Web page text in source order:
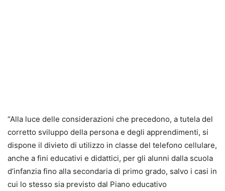
“Alla luce delle considerazioni che precedono, a tutela del
corretto sviluppo della persona e degli apprendimenti, si
dispone il divieto di utilizzo in classe del telefono cellulare,
anche a fini educativi e didattici, per gli alunni dalla scuola
d’infanzia fino alla secondaria di primo grado, salvo i casi in
cui lo stesso sia previsto dal Piano educativo